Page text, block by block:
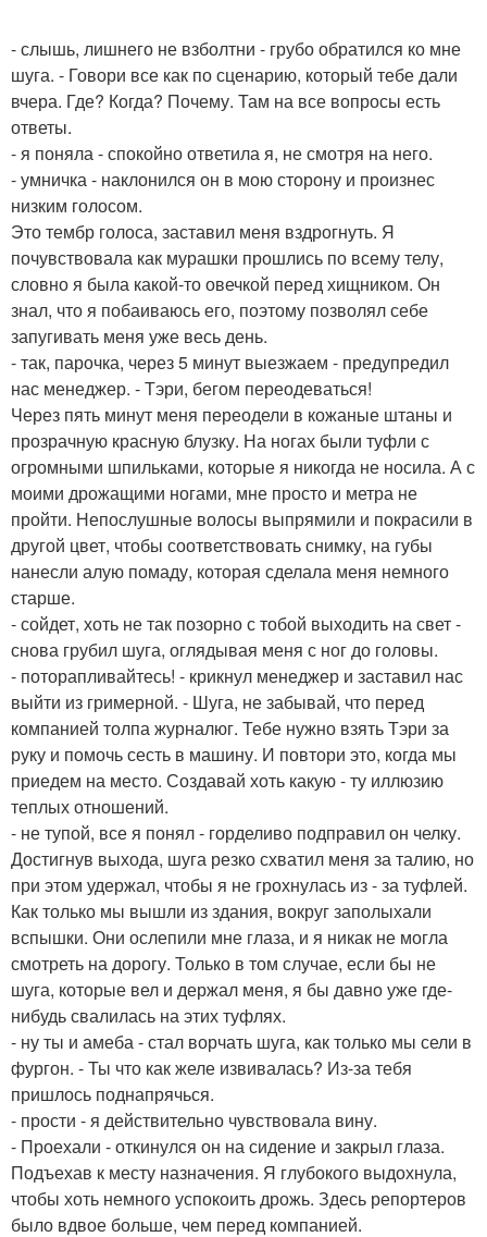
- слышь, лишнего не взболтни - грубо обратился ко мне
шуга. - Говори все как по сценарию, который тебе дали
вчера. Где? Когда? Почему. Там на все вопросы есть
ответы.
- я поняла - спокойно ответила я, не смотря на него.
- умничка - наклонился он в мою сторону и произнес
низким голосом.
Это тембр голоса, заставил меня вздрогнуть. Я
почувствовала как мурашки прошлись по всему телу,
словно я была какой-то овечкой перед хищником. Он
знал, что я побаиваюсь его, поэтому позволял себе
запугивать меня уже весь день.
- так, парочка, через 5 минут выезжаем - предупредил
нас менеджер. - Тэри, бегом переодеваться!
Через пять минут меня переодели в кожаные штаны и
прозрачную красную блузку. На ногах были туфли с
огромными шпильками, которые я никогда не носила. А с
моими дрожащими ногами, мне просто и метра не
пройти. Непослушные волосы выпрямили и покрасили в
другой цвет, чтобы соответствовать снимку, на губы
нанесли алую помаду, которая сделала меня немного
старше.
- сойдет, хоть не так позорно с тобой выходить на свет -
снова грубил шуга, оглядывая меня с ног до головы.
- поторапливайтесь! - крикнул менеджер и заставил нас
выйти из гримерной. - Шуга, не забывай, что перед
компанией толпа журналюг. Тебе нужно взять Тэри за
руку и помочь сесть в машину. И повтори это, когда мы
приедем на место. Создавай хоть какую - ту иллюзию
теплых отношений.
- не тупой, все я понял - горделиво подправил он челку.
Достигнув выхода, шуга резко схватил меня за талию, но
при этом удержал, чтобы я не грохнулась из - за туфлей.
Как только мы вышли из здания, вокруг заполыхали
вспышки. Они ослепили мне глаза, и я никак не могла
смотреть на дорогу. Только в том случае, если бы не
шуга, которые вел и держал меня, я бы давно уже где-
нибудь свалилась на этих туфлях.
- ну ты и амеба - стал ворчать шуга, как только мы сели в
фургон. - Ты что как желе извивалась? Из-за тебя
пришлось поднапрячься.
- прости - я действительно чувствовала вину.
- Проехали - откинулся он на сидение и закрыл глаза.
Подъехав к месту назначения. Я глубокого выдохнула,
чтобы хоть немного успокоить дрожь. Здесь репортеров
было вдвое больше, чем перед компанией.